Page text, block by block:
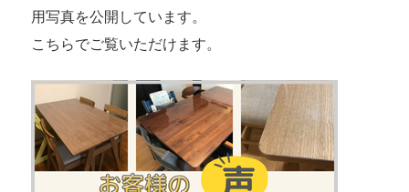
用写真を公開しています。
こちらでご覧いただけます。